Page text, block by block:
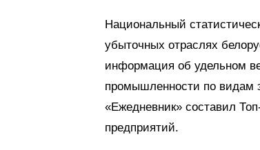
Национальный
убыточных отраслях
информация об удельном
промышленности по видам
«Ежедневник» составил
предприятий.